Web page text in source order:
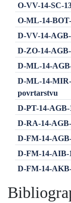
O-VV-14-SC-
O-ML-14-
D-VV-14-
D-ZO-14-
D-ML-14-
D-ML-14-
povrtarstvu
D-PT-14-
D-RA-14-
D-FM-14-
D-FM-14-AIB-
D-FM-14-